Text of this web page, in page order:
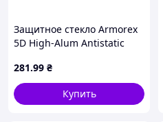
Защитное стекло Armorex
5D High-Alum Antistatic
2026
281.99 ₴
Купить